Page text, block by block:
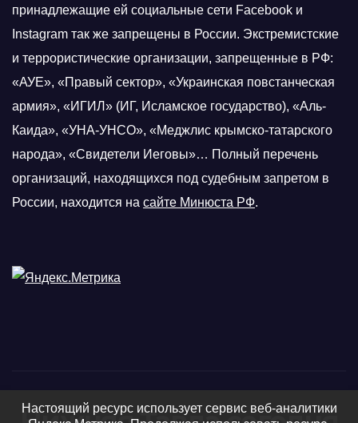
принадлежащие ей социальные сети Facebook и
Instagram так же запрещены в России. Экстремистские
и террористические организации, запрещенные в РФ:
«АУЕ», «Правый сектор», «Украинская повстанческая
армия», «ИГИЛ» (ИГ, Исламское государство), «Аль-
Каида», «УНА-УНСО», «Меджлис крымско-татарского
народа», «Свидетели Иеговы»… Полный перечень
организаций, находящихся под судебным запретом в
России, находится на сайте Минюста РФ.
Настоящий ресурс использует сервис веб-аналитики